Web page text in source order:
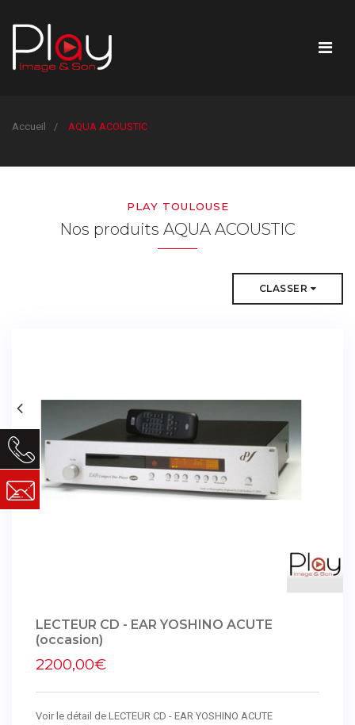
Accueil AQUA ACOUSTIC
PLAY TOULOUSE
Nos produits AQUA ACOUSTIC
CLASSER
LECTEUR CD - EAR YOSHINO ACUTE
(occasion)
2200,00€
Voir le détail de LECTEUR CD - EAR YOSHINO ACUTE